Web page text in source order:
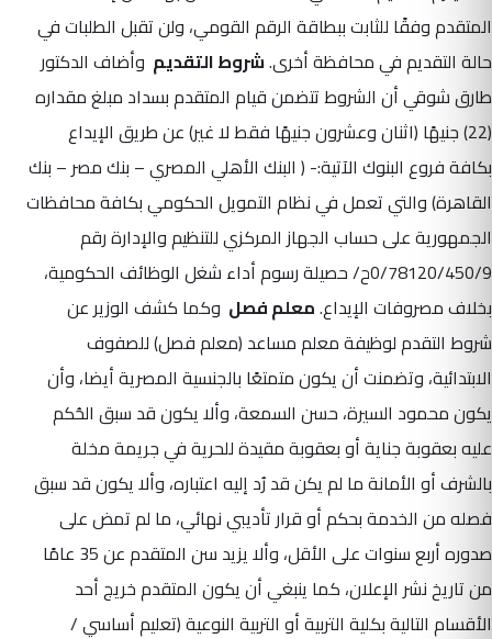
المتقدم وفقًا للثابت ببطاقة الرقم القومي، ولن تقبل الطلبات في
حالة التقديم في محافظة أخرى.شروط التقديم وأضاف الدكتور
طارق شوقي أن الشروط تتضمن قيام المتقدم بسداد مبلغ مقداره
(22) جنيهًا (اثنان وعشرون جنيهًا فقط لا غير) عن طريق الإيداع
بكافة فروع البنوك الآتية:- ( البنك الأهلي المصري – بنك مصر – بنك
القاهرة) والتي تعمل في نظام التمويل الحكومي بكافة محافظات
الجمهورية على حساب الجهاز المركزي للتنظيم والإدارة رقم
0/78120/450/9ح/ حصيلة رسوم أداء شغل الوظائف الحكومية،
بخلاف مصروفات الإيداع.معلم فصل وكما كشف الوزير عن
شروط التقدم لوظيفة معلم مساعد (معلم فصل) للصفوف
الابتدائية، وتضمنت أن يكون متمتعًا بالجنسية المصرية أيضا، وأن
يكون محمود السيرة، حسن السمعة، وألا يكون قد سبق الحُكم
عليه بعقوبة جناية أو بعقوبة مقيدة للحرية في جريمة مخلة
بالشرف أو الأمانة ما لم يكن قد رُد إليه اعتباره، وألا يكون قد سبق
فصله من الخدمة بحكم أو قرار تأديبي نهائي، ما لم تمض على
صدوره أربع سنوات على الأقل، وألا يزيد سن المتقدم عن 35 عامًا
من تاريخ نشر الإعلان، كما ينبغي أن يكون المتقدم خريج أحد
الأقسام التالية بكلية التربية أو التربية النوعية (تعليم أساسي /